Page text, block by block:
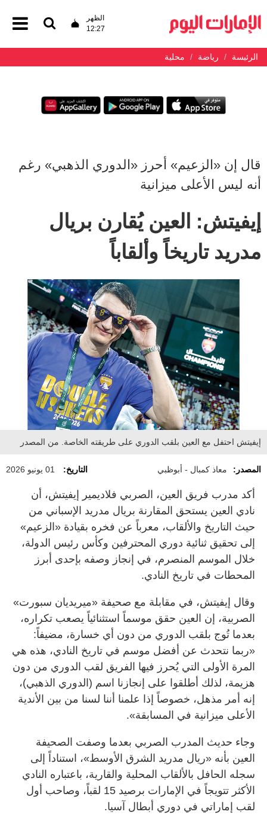
الظهر
12:27
الرئيسة رياضة محلية
قال إن «الزعيم» أحرز «الدوري الذهبي» رغم
أنه ليس الأعلى ميزانية
إيفيتش: العين يُقارن بريال
مدريد تاريخاً وألقاباً
إيفيتش احتفل مع العين بلقب الدوري على طريقته الخاصة. من المصدر
المصدر: معاذ كمبال - أبوظبي التاريخ: 01 يونيو 2026
أكد مدرب فريق العين، الصربي فلاديمير إيفيتش، أن
نادي العين يستحق المقارنة بريال مدريد الإسباني من
حيث التاريخ والألقاب، معرباً عن فخره بقيادة «الزعيم»
إلى تحقيق ثنائية دوري المحترفين وكأس رئيس الدولة،
خلال الموسم المنصرم، في إنجاز وصفه بإحدى أبرز
المحطات في تاريخ النادي.
وقال إيفيتش، في مقابلة مع صحيفة «ميريديان سبورت»
الصربية، إن العين حقق موسماً استثنائياً يصعب تكراره،
بعدما تُوج بلقب الدوري من دون أي خسارة، مضيفاً:
«ربما نتحدث عن أفضل موسم في تاريخ النادي، هذه هي
المرة الأولى التي يُحرز فيها الفريق لقب الدوري من دون
هزيمة، لذلك أطلقوا على إنجازنا اسم (الدوري الذهبي)،
إنه أمر مذهل، خصوصاً إذا علمنا أننا لسنا من بين الأندية
الأعلى ميزانية في المسابقة».
وجاء حديث المدرب الصربي بعدما وصفت الصحيفة
العين بأنه «ريال مدريد الشرق الأوسط»، استناداً إلى
سجله الحافل بالألقاب المحلية والقارية، باعتباره النادي
الأكثر تتويجاً في الإمارات برصيد 15 لقباً، وصاحب أول
لقب إماراتي في دوري أبطال آسيا.